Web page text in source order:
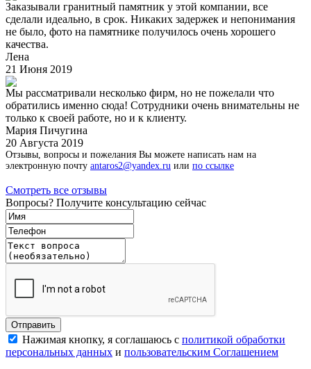
Заказывали гранитный памятник у этой компании, все
сделали идеально, в срок. Никаких задержек и непонимания
не было, фото на памятнике получилось очень хорошего
качества.
Лена
21 Июня 2019
Мы рассматривали несколько фирм, но не пожелали что
обратились именно сюда! Сотрудники очень внимательны не
только к своей работе, но и к клиенту.
Мария Пичугина
20 Августа 2019
Отзывы, вопросы и пожелания Вы можете написать нам на
электронную почту antaros2@yandex.ru или по ссылке
Смотреть все отзывы
Вопросы? Получите консультацию сейчас
Нажимая кнопку, я соглашаюсь с политикой обработки
персональных данных и пользовательским Соглашением